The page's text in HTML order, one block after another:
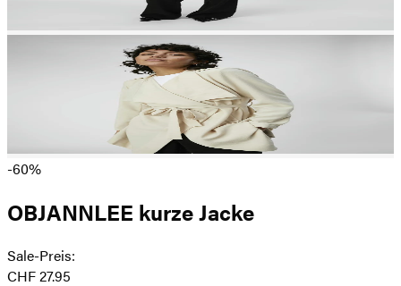
-60%
OBJANNLEE kurze Jacke
Sale-Preis:
CHF 27.95